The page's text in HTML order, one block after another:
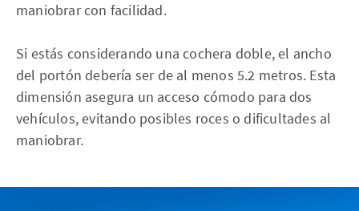
maniobrar con facilidad.
Si estás considerando una cochera doble, el ancho
del portón debería ser de al menos 5.2 metros. Esta
dimensión asegura un acceso cómodo para dos
vehículos, evitando posibles roces o dificultades al
maniobrar.